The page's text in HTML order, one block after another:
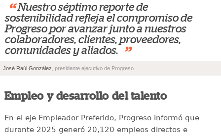
“ Nuestro séptimo reporte de
sostenibilidad refleja el compromiso de
Progreso por avanzar junto a nuestros
colaboradores, clientes, proveedores,
comunidades y aliados.
”
José Raúl González , presidente ejecutivo de Progreso.
Empleo y desarrollo del talento
En el eje Empleador Preferido, Progreso informó que
durante 2025 generó 20,120 empleos directos e